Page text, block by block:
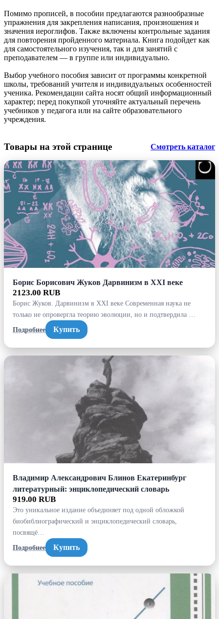
Помимо прописей, в пособии предлагаются разнообразные
упражнения для закрепления написания, произношения и
значения иероглифов. Также включены контрольные задания
для повторения пройденного материала. Книга подойдет как
для самостоятельного изучения, так и для занятий с
преподавателем — в группе или индивидуально.
Выбор учебного пособия зависит от программы конкретной
школы, требований учителя и индивидуальных особенностей
ученика. Рекомендации сайта носят общий информационный
характер; перед покупкой уточняйте актуальный перечень
учебников у педагога или на сайте образовательного
учреждения.
Товары на этой странице Смотреть каталог
Борис Борисович Жуков Дарвинизм в XXI веке
2123.00 RUB
Борис Жуков. Дарвинизм в XXI веке Современная наука не
только не опровергла теорию эволюции, но и подтвердила …
Подробнее
Купить
Владимир Александрович Блинов Екатеринбург
литературный: энциклопедический словарь
919.00 RUB
Это уникальное издание объединяет под одной обложкой
биобиблиографический и энциклопедический словарь,
посвящё…
Подробнее
Купить